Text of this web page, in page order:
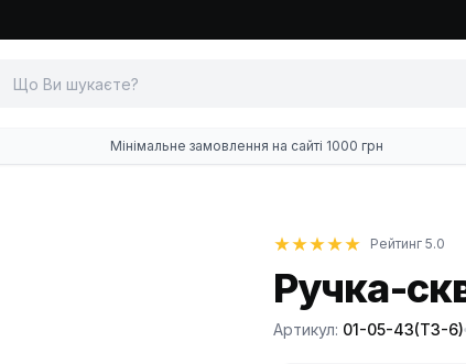
Мінімальне замовлення на сайті 1000 грн
Рейтинг 5.0
Ручка-
Артикул: 01-05-43(Т3-6)